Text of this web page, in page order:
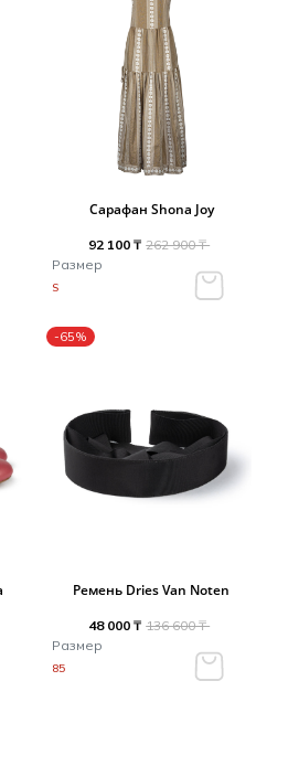
Сарафан Shona Joy
92 100 ₸ 262 900 ₸
Размер
S
-65%
Ремень Dries Van Noten
48 000 ₸ 136 600 ₸
Размер
85